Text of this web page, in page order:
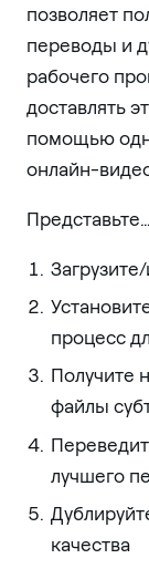
позволяет
переводы и
рабочего
доставлять
помощью
онлайн-
процесс
Получите
файлы
лучшего
качества